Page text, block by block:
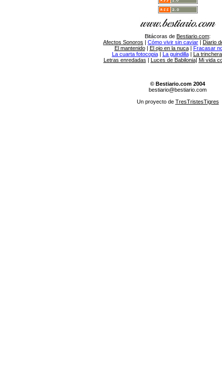
Bitácoras de Bestiario.com:
Afectos Sonoros | Cómo vivir sin caviar | Diario
El mantenido| El ojo en la nuca| Fracasar
La cuarta fotocopia| La guindilla| La
Letras enredadas | Luces de Babilonia| Mi vida
© Bestiario.com 2004
bestiario@bestiario.com
Un proyecto de TresTristesTigres